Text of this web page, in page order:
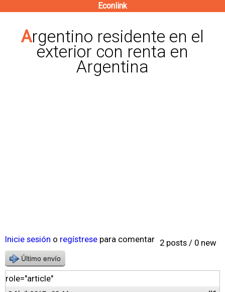
contenido
principal
Econlink
Argentino residente en el
exterior con renta en
Argentina
2 posts / 0 new
Inicie sesión o regístrese para comentar
Último envío
role="article"